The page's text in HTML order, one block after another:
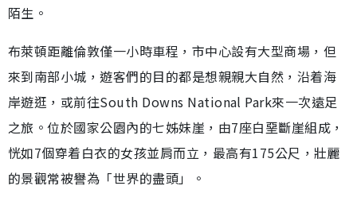
陌生。
布萊頓距離倫敦僅一小時車程，市中心設有大型商場，但
來到南部小城，遊客們的目的都是想親親大自然，沿着海
岸遊逛，或前往South Downs National Park來一次遠足
之旅。位於國家公園內的七姊妹崖，由7座白堊斷崖組成，
恍如7個穿着白衣的女孩並肩而立，最高有175公尺，壯麗
的景觀常被譽為「世界的盡頭」。